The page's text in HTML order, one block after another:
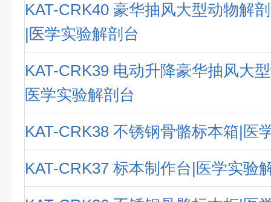
KAT-CRK40 豪华抽风大型动物解
|医学实验解剖台
KAT-CRK39 电动升降豪华抽风大
医学实验解剖台
KAT-CRK38 不锈钢骨骼标本箱|医
KAT-CRK37 标本制作台|医学实验